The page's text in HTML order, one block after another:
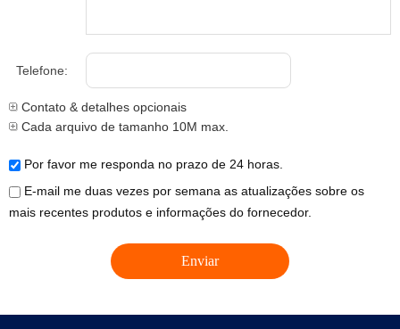
Telefone:
Contato & detalhes opcionais
Cada arquivo de tamanho 10M max.
Por favor me responda no prazo de 24 horas.
E-mail me duas vezes por semana as atualizações sobre os
mais recentes produtos e informações do fornecedor.